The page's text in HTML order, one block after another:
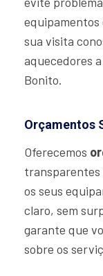
sua visita
aquecedores
Bonito.
Orçamentos
Oferecemos
transparentes
os seus
claro, sem
garante que
sobre os